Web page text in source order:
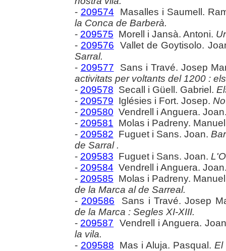
- 209574 Masalles i Saumell.
la Conca de Barberà.
- 209575 Morell i Jansà. Antoni.
- 209576 Vallet de Goytisolo.
Sarral.
- 209577 Sans i Travé. Josep
activitats per voltants del 1200 :
- 209578 Secall i Güell. Gabriel.
- 209579 Iglésies i Fort. Josep.
- 209580 Vendrell i Anguera.
- 209581 Molas i Padreny.
- 209582 Fuguet i Sans. Joan.
de Sarral .
- 209583 Fuguet i Sans. Joan.
- 209584 Vendrell i Anguera.
- 209585 Molas i Padreny.
de la Marca al de Sarreal.
- 209586 Sans i Travé. Josep
de la Marca : Segles XI-XIII.
- 209587 Vendrell i Anguera.
la vila.
- 209588 Mas i Aluja. Pasqual.El